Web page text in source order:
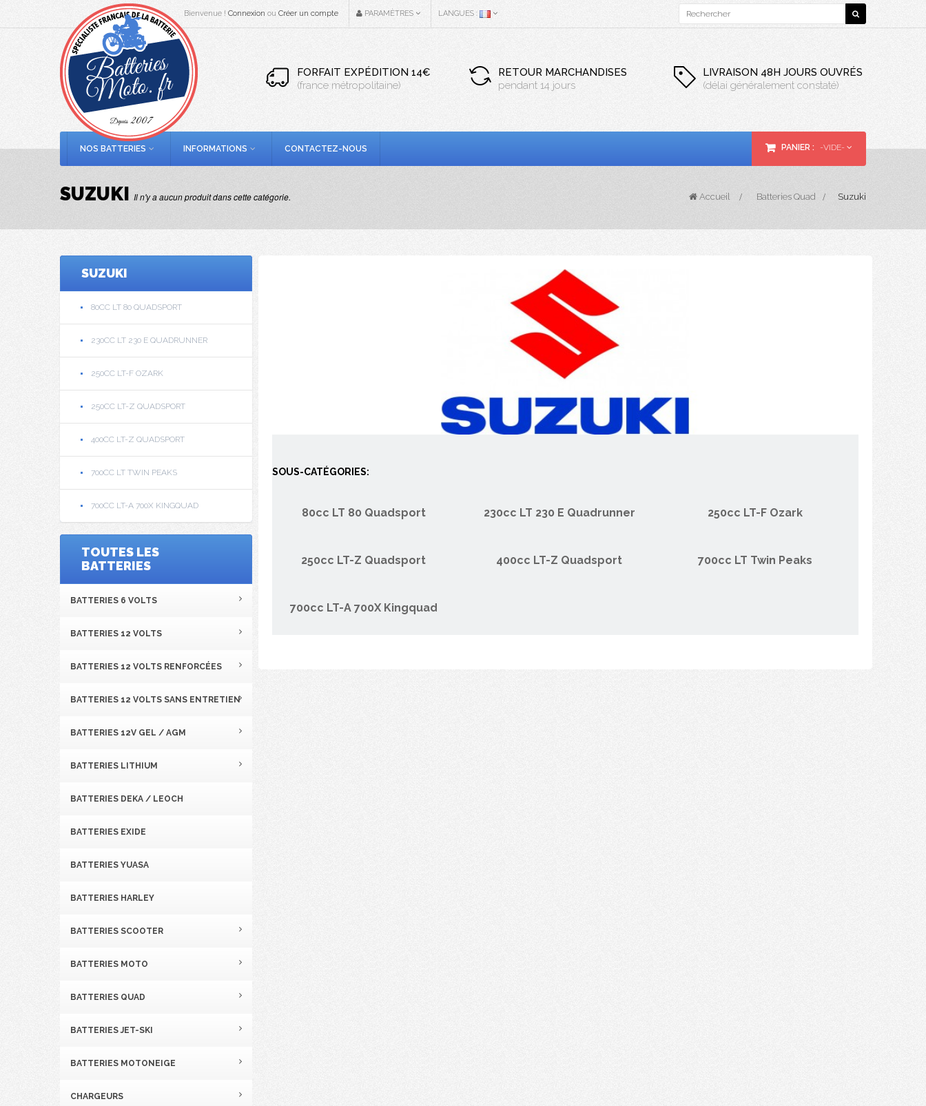
Bienvenue ! Connexion ou Créer un compte PARAMÈTRES LANGUES :
FORFAIT EXPÉDITION 14€
(france métropolitaine)
RETOUR MARCHANDISES
pendant 14 jours
LIVRAISON 48H JOURS OUVRÉS
(délai généralement constaté)
NOS BATTERIES INFORMATIONS CONTACTEZ-NOUS PANIER : -VIDE-
SUZUKI Il n'y a aucun produit dans cette catégorie. Accueil > Batteries Quad > Suzuki
SUZUKI
80CC LT 80 QUADSPORT
230CC LT 230 E QUADRUNNER
250CC LT-F OZARK
250CC LT-Z QUADSPORT
400CC LT-Z QUADSPORT
700CC LT TWIN PEAKS
700CC LT-A 700X KINGQUAD
TOUTES LES
BATTERIES
BATTERIES 6 VOLTS
BATTERIES 12 VOLTS
BATTERIES 12 VOLTS RENFORCÉES
BATTERIES 12 VOLTS SANS ENTRETIEN
BATTERIES 12V GEL / AGM
BATTERIES LITHIUM
BATTERIES DEKA / LEOCH
BATTERIES EXIDE
BATTERIES YUASA
BATTERIES HARLEY
BATTERIES SCOOTER
BATTERIES MOTO
BATTERIES QUAD
BATTERIES JET-SKI
BATTERIES MOTONEIGE
CHARGEURS
SOUS-CATÉGORIES:
80cc LT 80 Quadsport 230cc LT 230 E Quadrunner 250cc LT-F Ozark
250cc LT-Z Quadsport 400cc LT-Z Quadsport 700cc LT Twin Peaks
700cc LT-A 700X Kingquad